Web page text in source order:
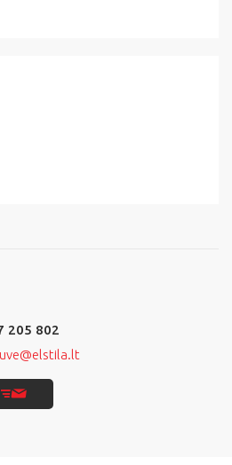
205 802